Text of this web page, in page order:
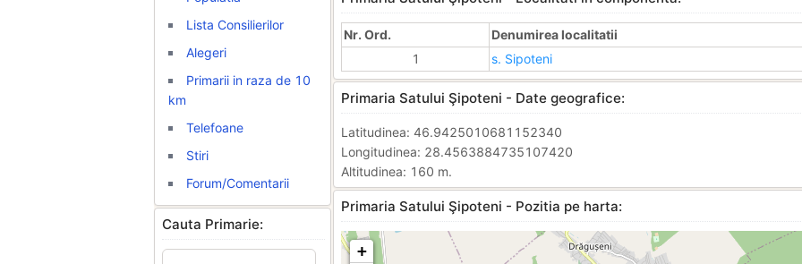
Lista Consilierilor
Alegeri
Primarii in raza de 10
km
Telefoane
Stiri
Forum/Comentarii
Cauta Primarie:
Nr. Ord.
Denumirea localitatii
1
s. Sipoteni
Primaria Satului Şipoteni - Date geografice:
Latitudinea: 46.9425010681152340
Longitudinea: 28.4563884735107420
Altitudinea: 160 m.
Primaria Satului Şipoteni - Pozitia pe harta:
+